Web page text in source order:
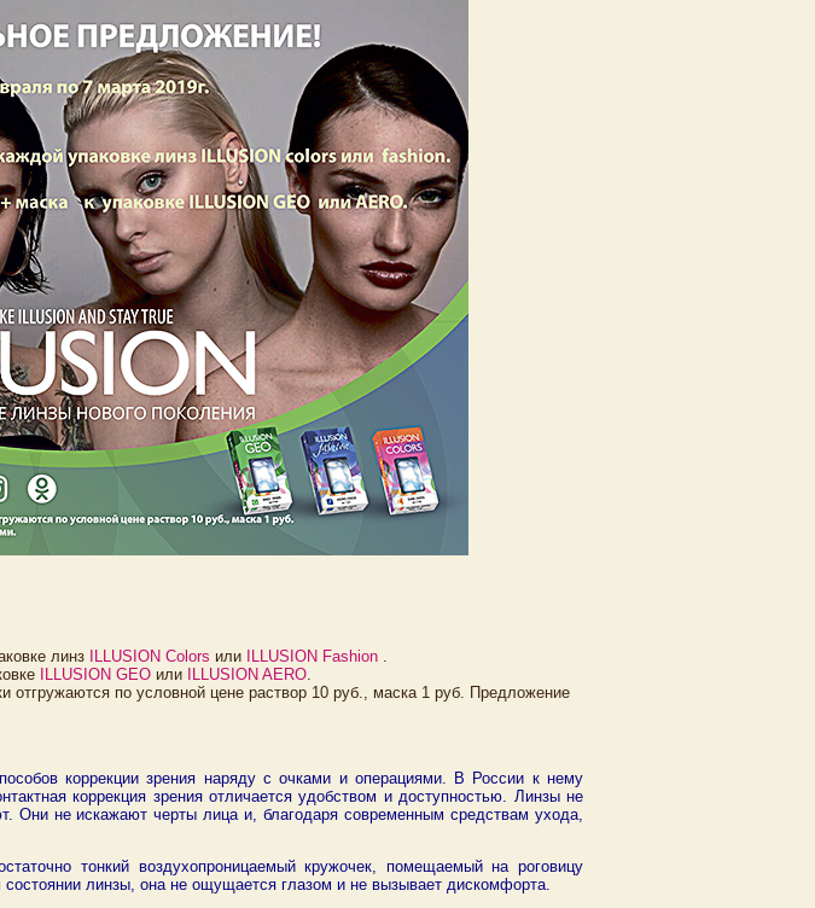
линз ILLUSION Colors или ILLUSION Fashion .
ILLUSION GEO или ILLUSION AERO.
отгружаются по условной цене раствор 10 руб., маска 1 руб. Предложение
коррекции зрения наряду с очками и операциями. В России к нему
коррекция зрения отличается удобством и доступностью. Линзы не
Они не искажают черты лица и, благодаря современным средствам ухода,
тонкий воздухопроницаемый кружочек, помещаемый на роговицу
линзы, она не ощущается глазом и не вызывает дискомфорта.